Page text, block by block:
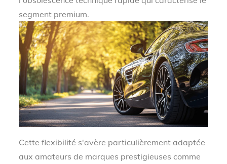
segment premium.
Cette flexibilité s'avère particulièrement adaptée
aux amateurs de marques prestigieuses comme